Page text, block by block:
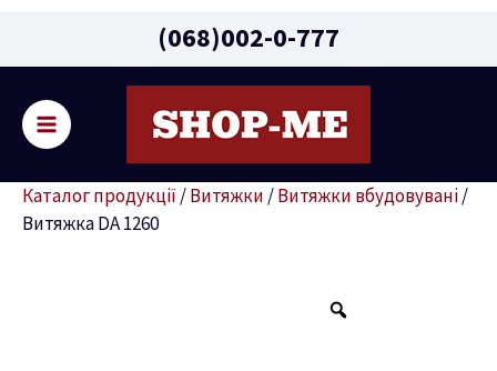
(068)002-0-777
Menu
Каталог продукції /Витяжки /Витяжки вбудовувані/
Витяжка DA 1260